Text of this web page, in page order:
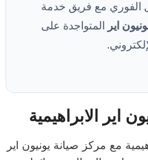
الفوري مع فريق خدمة
اير
المتواجدة على
اير الابراهيمية
مع مركز صيانة يونيون اير